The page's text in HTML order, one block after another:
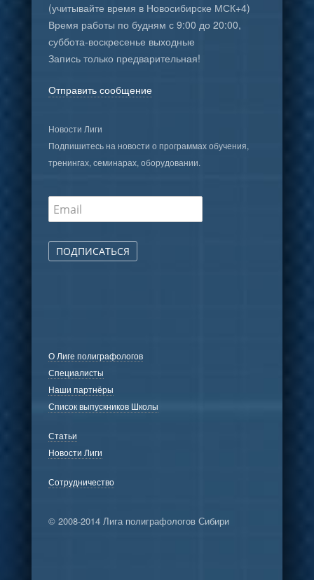
(учитывайте время в Новосибирске МСК+4)
Время работы по будням с 9:00 до 20:00,
суббота-воскресенье выходные
Запись только предварительная!
Отправить сообщение
Новости Лиги
Подпишитесь на новости о программах обучения,
тренингах, семинарах, оборудовании.
ПОДПИСАТЬСЯ
О Лиге полиграфологов
Специалисты
Наши партнёры
Список выпускников Школы
Статьи
Новости Лиги
Сотрудничество
© 2008-2014 Лига полиграфологов Сибири